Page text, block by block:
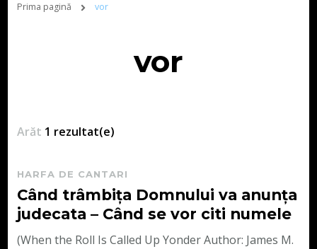
Prima pagină vor
vor
Arăt 1 rezultat(e)
HARFA DE CANTARI
Când trâmbița Domnului va anunța
judecata – Când se vor citi numele
(When the Roll Is Called Up Yonder Author: James M.